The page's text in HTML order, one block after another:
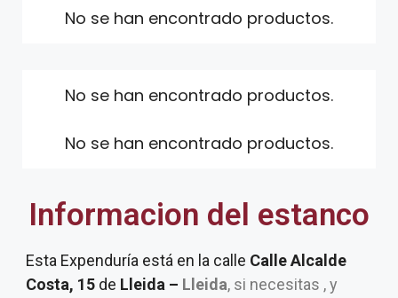
No se han encontrado productos.
No se han encontrado productos.
No se han encontrado productos.
Informacion del estanco
Esta Expenduría está en la calle Calle Alcalde
Costa, 15 de Lleida – Lleida, si necesitas , y